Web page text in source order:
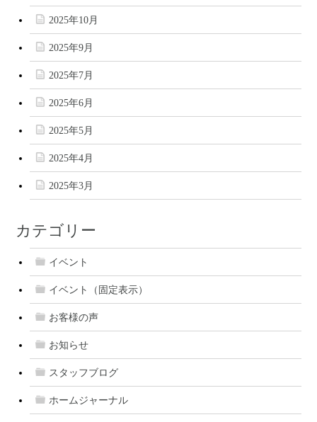
2025年10月
2025年9月
2025年7月
2025年6月
2025年5月
2025年4月
2025年3月
カテゴリー
イベント
イベント（固定表示）
お客様の声
お知らせ
スタッフブログ
ホームジャーナル